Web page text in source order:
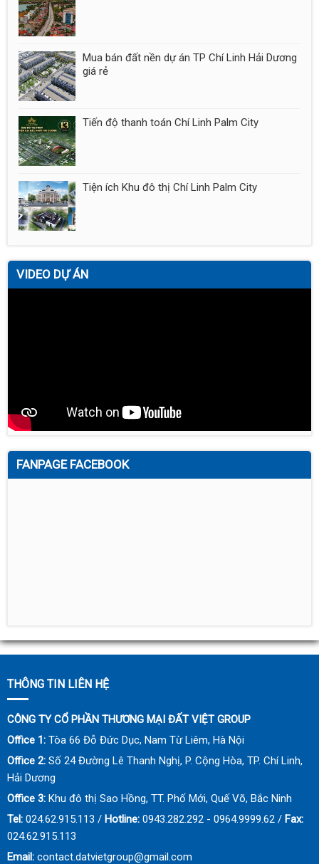
Mua bán đất nền dự án TP Chí Linh Hải Dương
giá rẻ
Tiến độ thanh toán Chí Linh Palm City
Tiện ích Khu đô thị Chí Linh Palm City
VIDEO DỰ ÁN
FANPAGE FACEBOOK
THÔNG TIN LIÊN HỆ
CÔNG TY CỔ PHẦN THƯƠNG MẠI ĐẤT VIỆT GROUP
Office 1: Tòa 66 Đỗ Đức Dục, Nam Từ Liêm, Hà Nội
Office 2: Số 24 Đường Lê Thanh Nghị, P. Cộng Hòa, TP. Chí Linh,
Hải Dương
Office 3: Khu đô thị Sao Hồng, TT. Phố Mới, Quế Võ, Bắc Ninh
Tel: 024.62.915.113 / Hotline: 0943.282.292 - 0964.9999.62 / Fax:
024.62.915.113
Email: contact.datvietgroup@gmail.com